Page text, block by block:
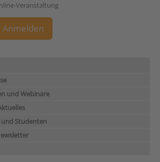
Veranstaltung
Anmelden
und Webinare
Studenten